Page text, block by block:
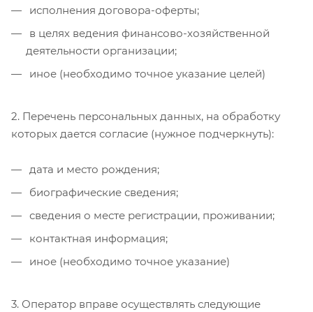
исполнения договора-оферты;
в целях ведения финансово-хозяйственной
деятельности организации;
иное (необходимо точное указание целей)
2. Перечень персональных данных, на обработку
которых дается согласие (нужное подчеркнуть):
дата и место рождения;
биографические сведения;
сведения о месте регистрации, проживании;
контактная информация;
иное (необходимо точное указание)
3. Оператор вправе осуществлять следующие